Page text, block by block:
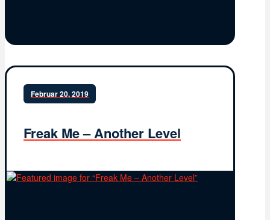
Februar 20, 2019
Freak Me – Another Level